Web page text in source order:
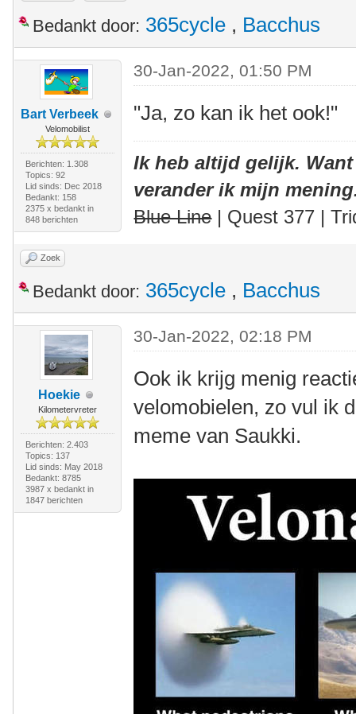
Bedankt door: 365cycle , Bacchus
Bart Verbeek
Velomobilist
Berichten: 1.308
Topics: 92
Lid sinds: Dec 2018
Bedankt: 158
2375 x bedankt in
848 berichten
30-Jan-2022, 01:50 PM
"Ja, zo kan ik het ook!"
Ik heb altijd gelijk.
verander ik mijn
Blue Line| Quest 377 |
Zoek
Bedankt door: 365cycle , Bacchus
Hoekie
Kilometervreter
Berichten: 2.403
Topics: 137
Lid sinds: May 2018
Bedankt: 8785
3987 x bedankt in
1847 berichten
30-Jan-2022, 02:18 PM
Ook ik krijg menig
velomobielen, zo vul ik
meme van Saukki.